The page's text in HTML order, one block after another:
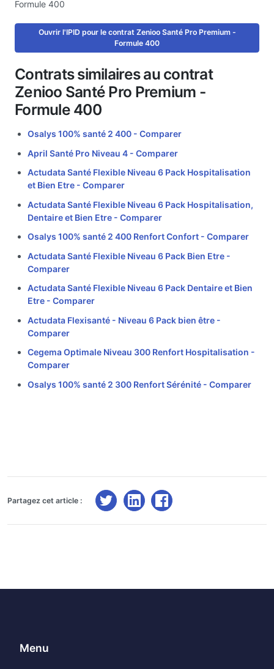
Formule 400
Ouvrir l'IPID pour le contrat Zenioo Santé Pro Premium -
Formule 400
Contrats similaires au contrat
Zenioo Santé Pro Premium -
Formule 400
Osalys 100% santé 2 400 - Comparer
April Santé Pro Niveau 4 - Comparer
Actudata Santé Flexible Niveau 6 Pack Hospitalisation
et Bien Etre - Comparer
Actudata Santé Flexible Niveau 6 Pack Hospitalisation,
Dentaire et Bien Etre - Comparer
Osalys 100% santé 2 400 Renfort Confort - Comparer
Actudata Santé Flexible Niveau 6 Pack Bien Etre -
Comparer
Actudata Santé Flexible Niveau 6 Pack Dentaire et Bien
Etre - Comparer
Actudata Flexisanté - Niveau 6 Pack bien être -
Comparer
Cegema Optimale Niveau 300 Renfort Hospitalisation -
Comparer
Osalys 100% santé 2 300 Renfort Sérénité - Comparer
Partagez cet article :
Menu